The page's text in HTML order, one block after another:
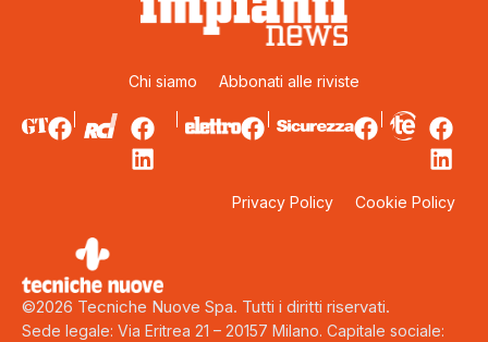
Chi siamo Abbonati alle riviste
Privacy Policy Cookie Policy
©2026 Tecniche Nuove Spa. Tutti i diritti riservati.
Sede legale: Via Eritrea 21 – 20157 Milano. Capitale sociale: